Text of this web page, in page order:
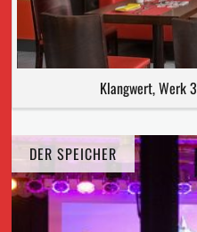
Klangwert, Werk 3
DER SPEICHER